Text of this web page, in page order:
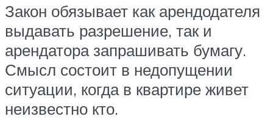
Закон обязывает как арендодателя
выдавать разрешение, так и
арендатора запрашивать бумагу.
Смысл состоит в недопущении
ситуации, когда в квартире живет
неизвестно кто.